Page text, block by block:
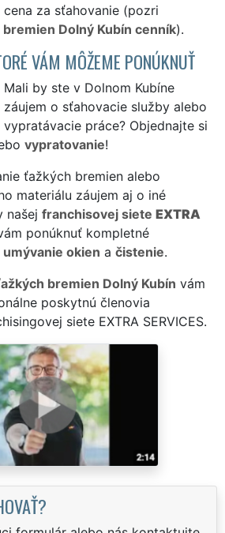
za sťahovanie (pozri
Dolný Kubín cenník).
VÁM MÔŽEME PONÚKNUŤ
Mali by ste v Dolnom Kubíne
záujem o sťahovacie služby alebo
vypratávacie práce? Objednajte si
vypratovanie!
ťažkých bremien alebo
materiálu záujem aj o iné
našej franchisovej siete EXTRA
ponúknuť kompletné
umývanie okien a čistenie.
bremien Dolný Kubín vám
poskytnú členovia
siete EXTRA SERVICES.